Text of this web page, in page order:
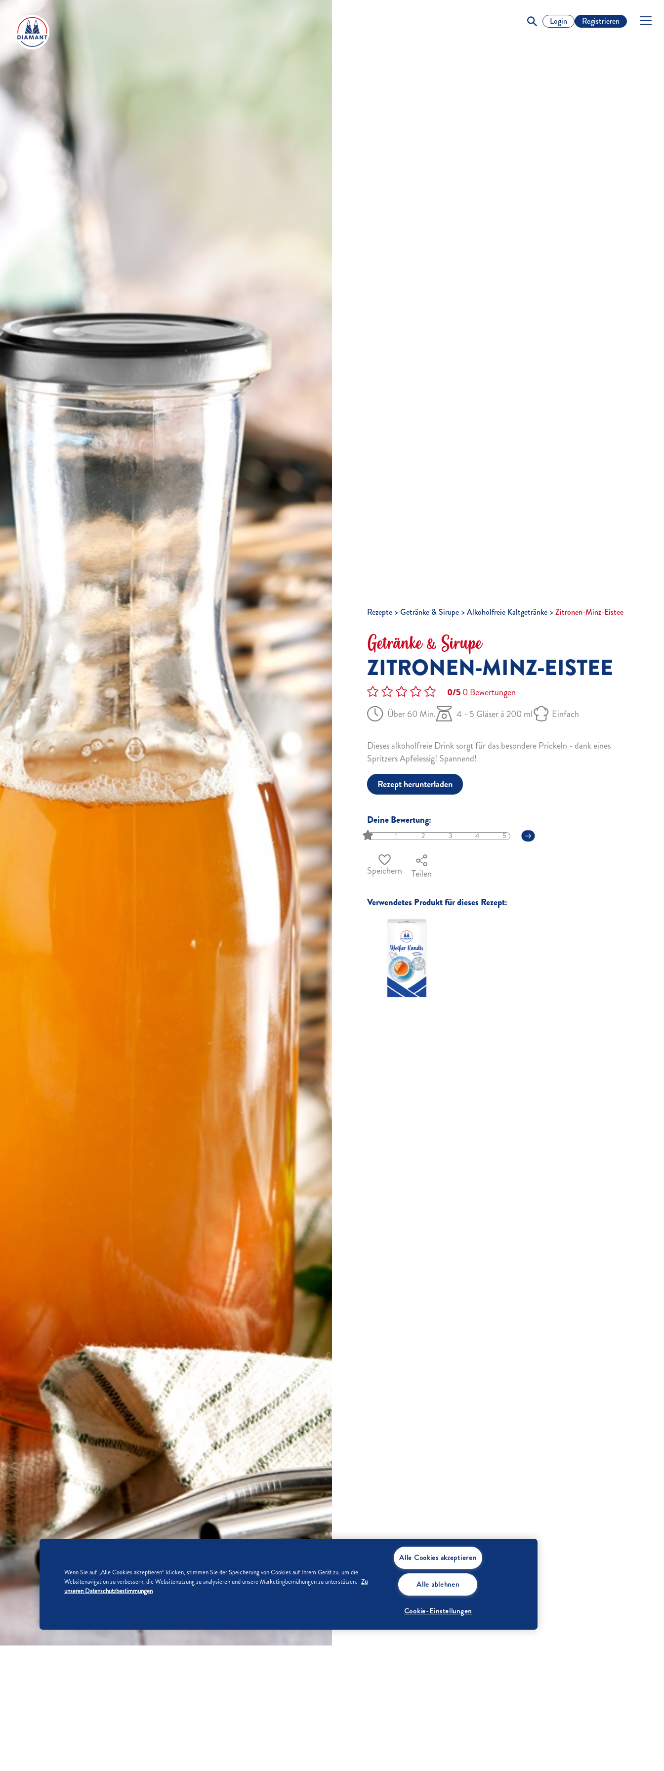
Login Registrieren
Rezepte Getränke & Sirupe Alkoholfreie Kaltgetränke Zitronen-Minz-Eistee
Getränke & Sirupe
ZITRONEN-MINZ-EISTEE
0/50 Bewertungen
Über 60 Min.
4 - 5 Gläser à 200 ml Einfach
Dieses alkoholfreie Drink sorgt für das besondere Prickeln - dank eines
Spritzers Apfelessig! Spannend!
Rezept herunterladen
Deine Bewertung:
1 2 3 4 5
Speichern Teilen
Verwendetes Produkt für dieses Rezept:
Wenn Sie auf „Alle Cookies akzeptieren“ klicken, stimmen Sie der Speicherung von Cookies auf Ihrem Gerät zu, um die
Websitenavigation zu verbessern, die Websitenutzung zu analysieren und unsere Marketingbemühungen zu unterstützen. Zu
unseren Datenschutzbestimmungen
Alle Cookies akzeptieren
Alle ablehnen
Cookie-Einstellungen